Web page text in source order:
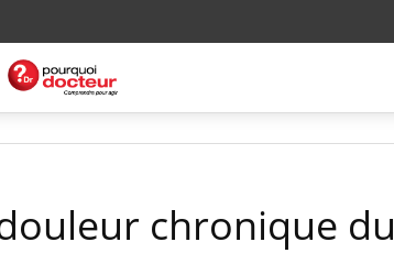
chronique du